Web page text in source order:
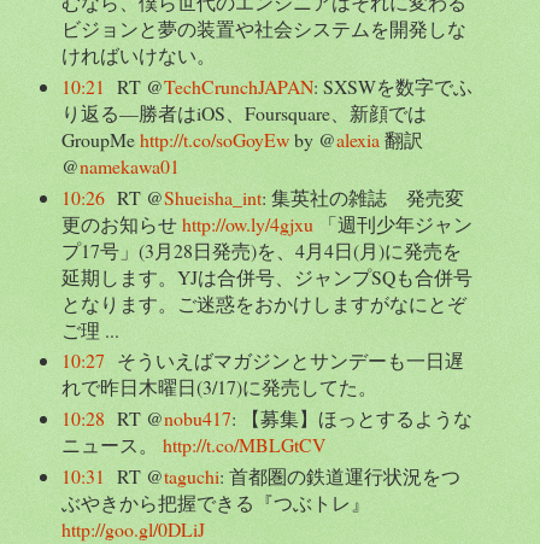
ビジョンと夢の装置や社会システムを開発しな
ければいけない。
10:21
RT @TechCrunchJAPAN: SXSWを数字でふ
り返る—勝者はiOS、Foursquare、新顔では
GroupMehttp://t.co/soGoyEwby @alexia 翻訳
@namekawa01
10:26 RT @Shueisha_int: 集英社の雑誌 発売変
更のお知らせhttp://ow.ly/4gjxu 「週刊少年ジャン
プ17号」(3月28日発売)を、4月4日(月)に発売を
延期します。YJは合併号、ジャンプSQも合併号
となります。ご迷惑をおかけしますがなにとぞ
ご理 ...
10:27 そういえばマガジンとサンデーも一日遅
れで昨日木曜日(3/17)に発売してた。
10:28 RT @nobu417: 【募集】ほっとするような
ニュース。 http://t.co/MBLGtCV
10:31 RT @taguchi: 首都圏の鉄道運行状況をつ
ぶやきから把握できる『つぶトレ』
http://goo.gl/0DLiJ